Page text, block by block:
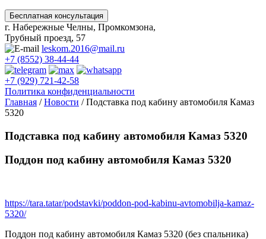
г. Набережные Челны, Промкомзона,
Трубный проезд, 57
leskom.2016@mail.ru
+7 (8552) 38-44-44
+7 (929) 721-42-58
Политика конфиденциальности
Главная /Новости /Подставка под кабину автомобиля Камаз
5320
Подставка под кабину автомобиля Камаз 5320
Поддон под кабину автомобиля Камаз 5320
https://tara.tatar/podstavki/poddon-pod-kabinu-avtomobilja-kamaz-
5320/
Поддон под кабину автомобиля Камаз 5320 (без спальника)